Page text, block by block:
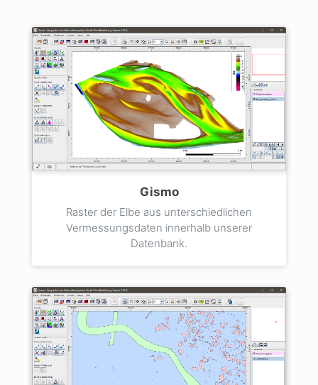
Gismo
Raster der Elbe aus unterschiedlichen
Vermessungsdaten innerhalb unserer
Datenbank.